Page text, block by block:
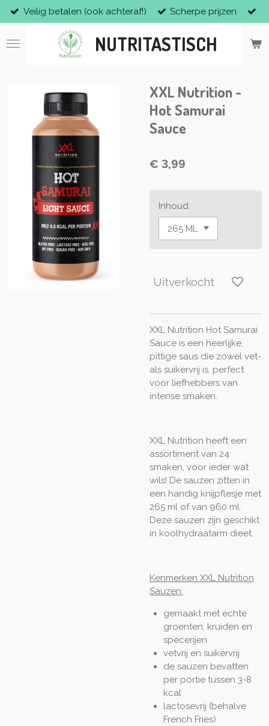
Ga
direct
naar
NUTRITASTISCH
Veilig betalen (ook achteraf!) Scherpe prijzen
XXL Nutrition -
Hot Samurai
Sauce
€ 3,99
Inhoud
Uitverkocht
XXL Nutrition Hot Samurai
Sauce is een heerlijke,
pittige saus die zowel vet-
als suikervrij is, perfect
voor liefhebbers van
intense smaken.
XXL Nutrition heeft een
assortiment van 24
smaken, voor ieder wat
wils! De sauzen zitten in
een handig knijpflesje met
265 ml of van 960 ml.
Deze sauzen zijn geschikt
in koolhydraatarm dieet.
Kenmerken XXL Nutrition
Sauzen:
gemaakt met echte
groenten, kruiden en
specerijen
vetvrij en suikervrij
de sauzen bevatten
per portie tussen 3-8
kcal
lactosevrij (behalve
French Fries)